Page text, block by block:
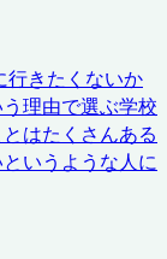
行きたくないか
理由で選ぶ学校
はたくさんある
いうような人に